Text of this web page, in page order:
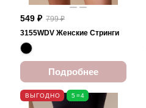
549 ₽ 799 ₽
3155WDV Женские Стринги
Подробнее
ВЫГОДНО 5=4